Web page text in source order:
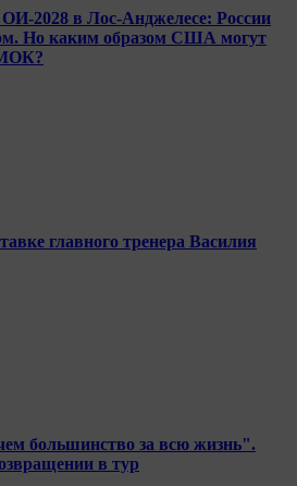
2028 в Лос-Анджелесе: России
Но каким образом США могут
главного тренера Василия
большинство за всю жизнь".
в тур